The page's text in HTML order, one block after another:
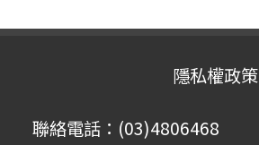
隱私權政策
聯絡電話：(03)4806468